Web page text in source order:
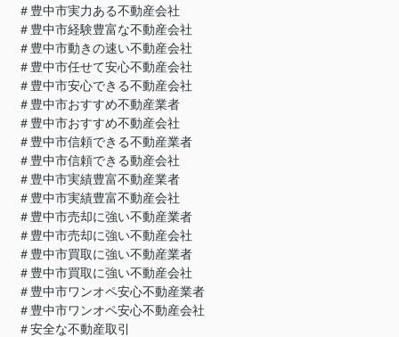
＃豊中市実力ある不動産会社
＃豊中市経験豊富な不動産会社
＃豊中市動きの速い不動産会社
＃豊中市任せて安心不動産会社
＃豊中市安心できる不動産会社
＃豊中市おすすめ不動産業者
＃豊中市おすすめ不動産会社
＃豊中市信頼できる不動産業者
＃豊中市信頼できる動産会社
＃豊中市実績豊富不動産業者
＃豊中市実績豊富不動産会社
＃豊中市売却に強い不動産業者
＃豊中市売却に強い不動産会社
＃豊中市買取に強い不動産業者
＃豊中市買取に強い不動産会社
＃豊中市ワンオペ安心不動産業者
＃豊中市ワンオペ安心不動産会社
＃安全な不動産取引